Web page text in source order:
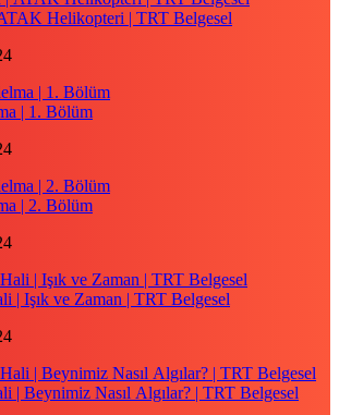
Helikopteri | TRT Belgesel
| 1. Bölüm
| 2. Bölüm
| Işık ve Zaman | TRT Belgesel
| Beynimiz Nasıl Algılar? | TRT Belgesel